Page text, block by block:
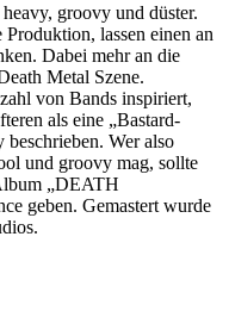
groovy und düster.
lassen einen an
Dabei mehr an die
Metal Szene.
von Bands inspiriert,
als eine „Bastard-
Wer also
und groovy mag, sollte
„DEATH
geben. Gemastert wurde